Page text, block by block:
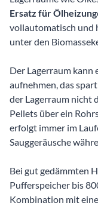
Ersatz für
vollautomatisch und
unter den
Der Lagerraum kann
aufnehmen, das
der Lagerraum nicht
Pellets über ein
erfolgt immer im
Sauggeräusche
Bei gut gedämmten
Pufferspeicher bis
Kombination mit